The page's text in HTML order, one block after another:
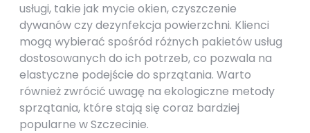
usługi, takie jak mycie okien, czyszczenie
dywanów czy dezynfekcja powierzchni. Klienci
mogą wybierać spośród różnych pakietów usług
dostosowanych do ich potrzeb, co pozwala na
elastyczne podejście do sprzątania. Warto
również zwrócić uwagę na ekologiczne metody
sprzątania, które stają się coraz bardziej
popularne w Szczecinie.